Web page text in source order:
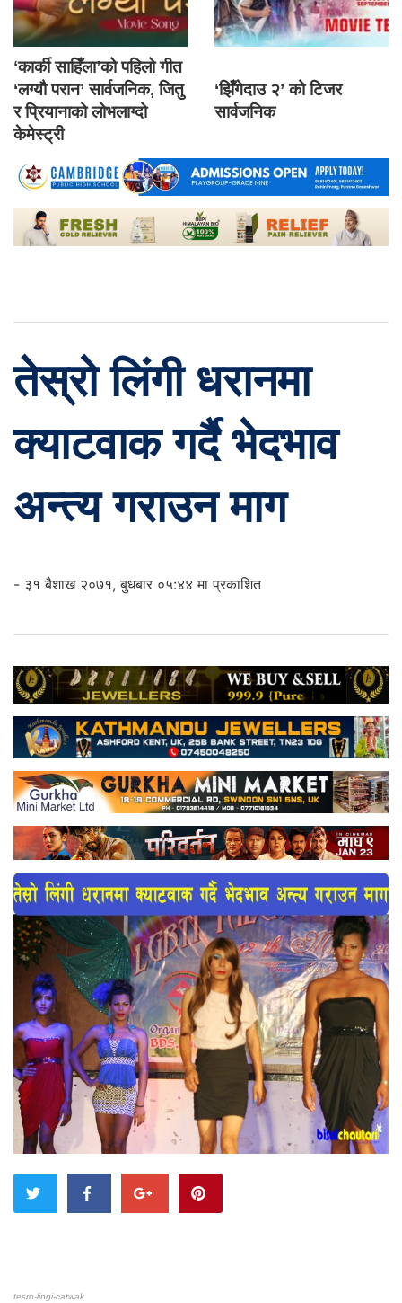
‘कार्की साहिँला’को पहिलो गीत
‘लग्यौ परान’ सार्वजनिक, जितु
र प्रियानाको लोभलाग्दो
केमेस्ट्री
‘झिँगेदाउ २’ को टिजर
सार्वजनिक
तेस्रो लिंगी धरानमा
क्याटवाक गर्दै भेदभाव
अन्त्य गराउन माग
- ३१ बैशाख २०७१, बुधबार ०५:४४ मा प्रकाशित
tesro-lingi-catwak